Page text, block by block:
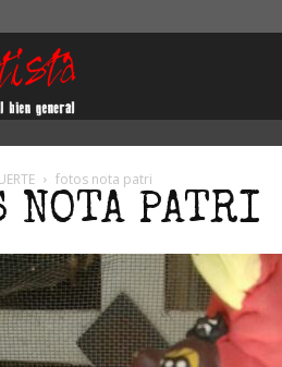
fotos nota patri
NOTA PATRI